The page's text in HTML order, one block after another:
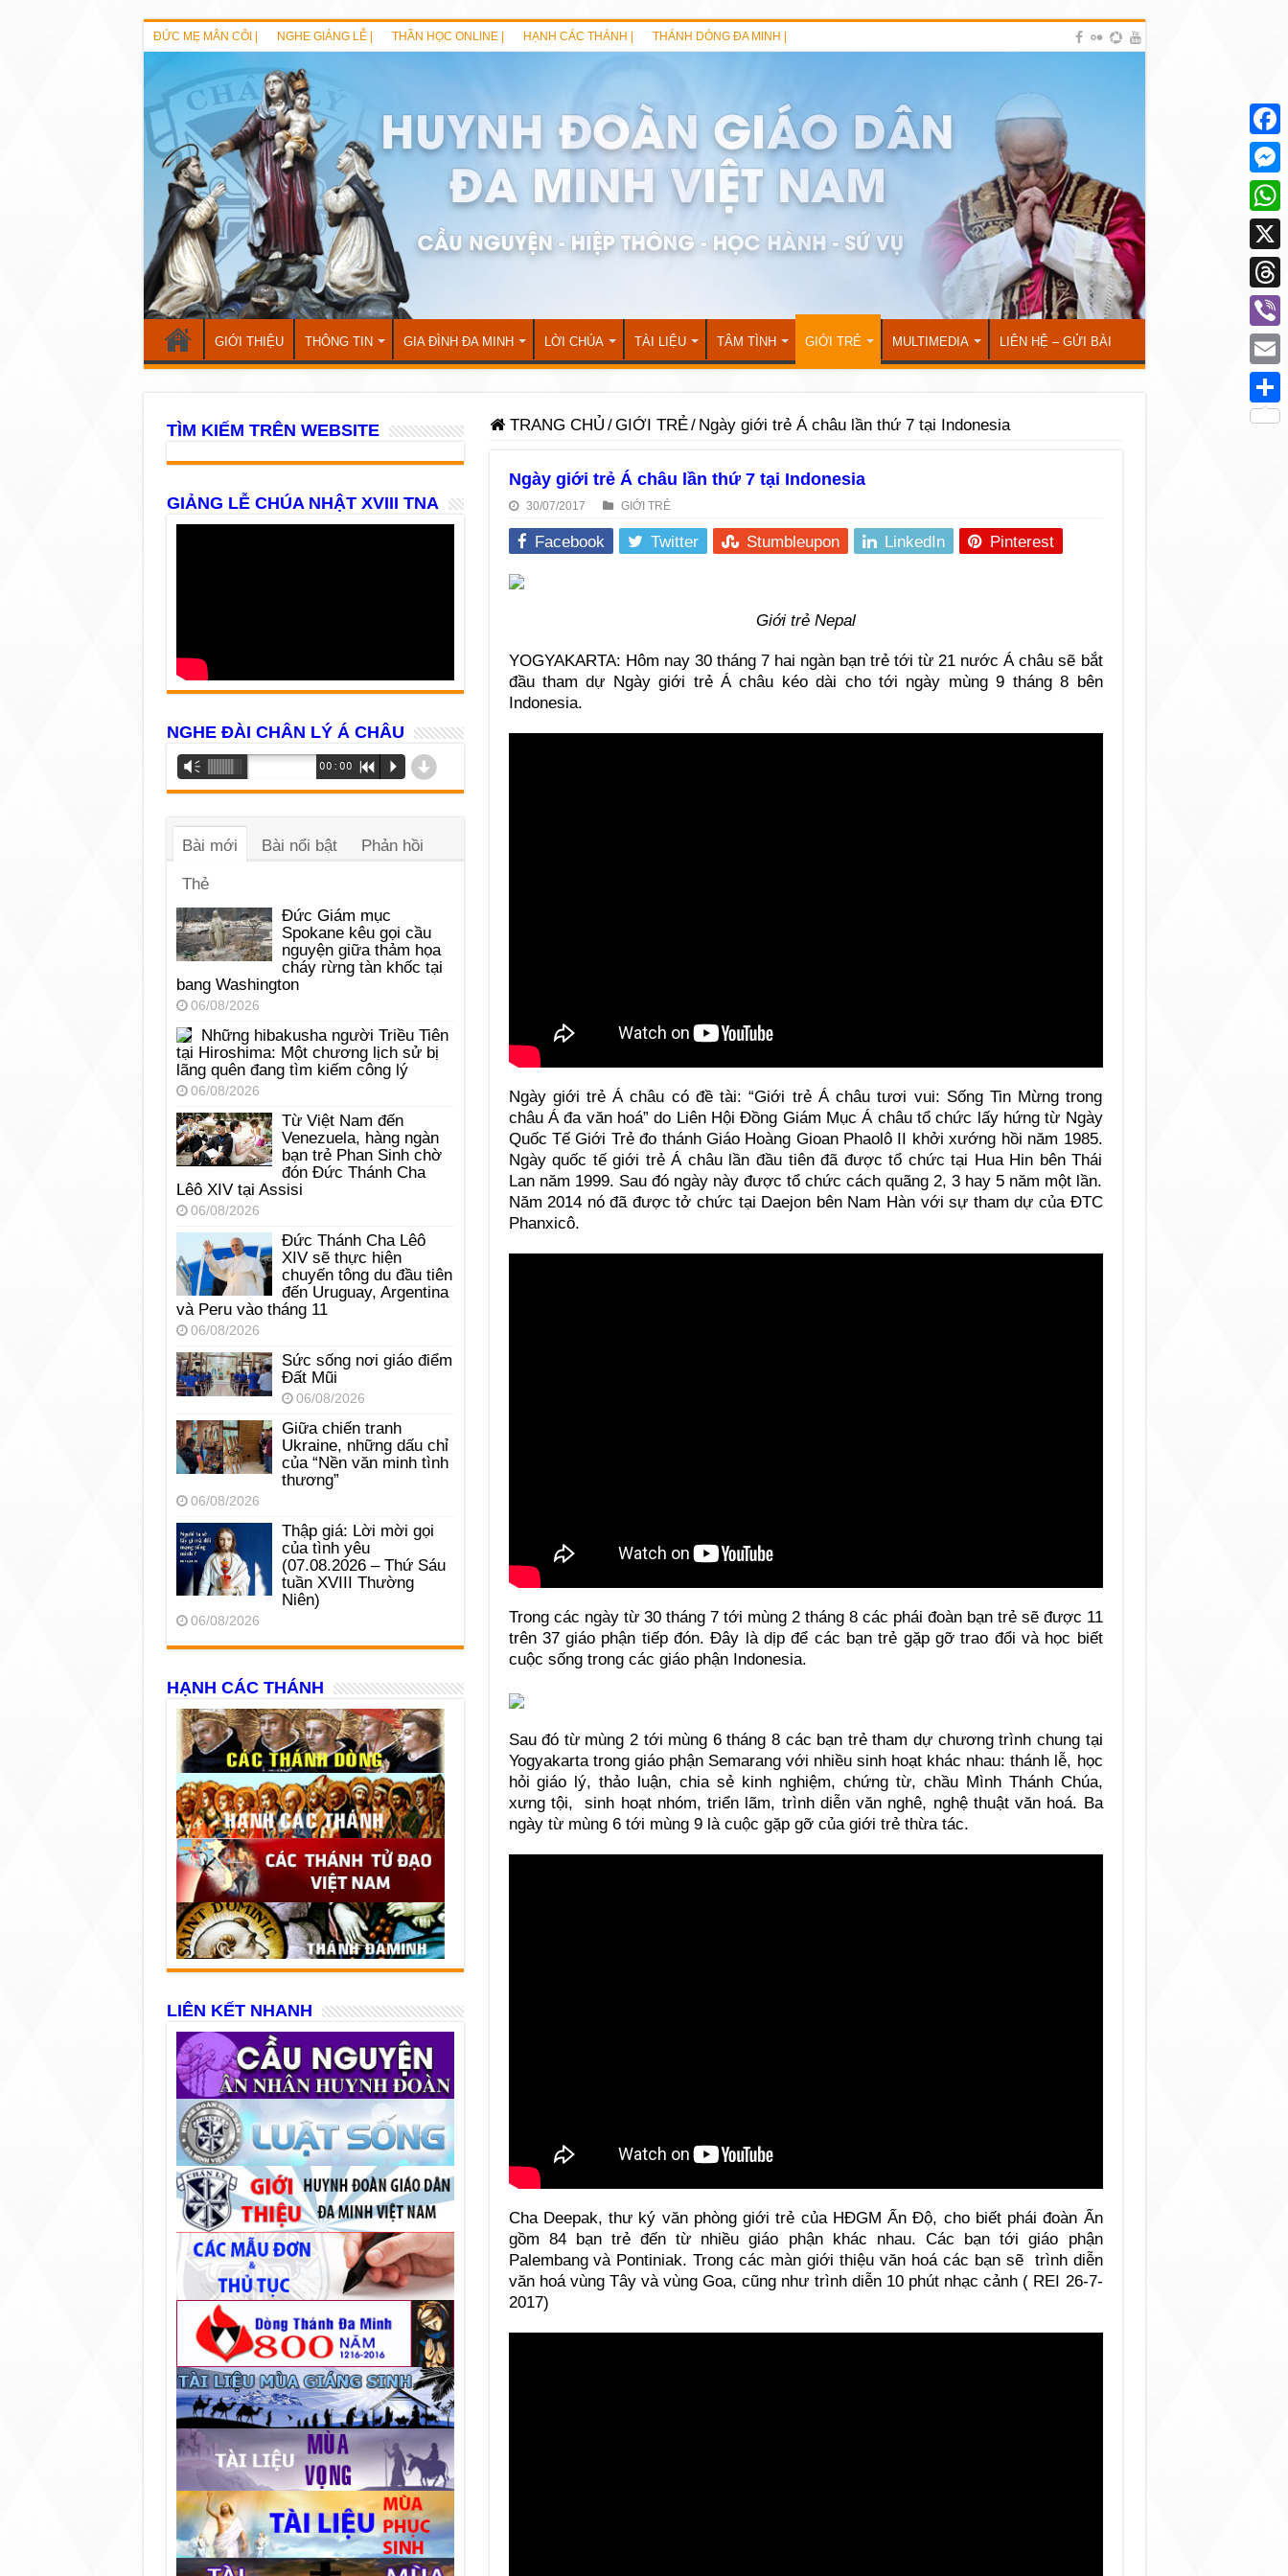
ĐỨC MẸ MÂN CÔI | NGHE GIẢNG LỄ | THẦN HỌC ONLINE | HẠNH CÁC THÁNH | THÁNH DÒNG ĐA MINH |
GIỚI THIỆU THÔNG TIN GIA ĐÌNH ĐA MINH LỜI CHÚA TÀI LIỆU TÂM TÌNH GIỚI TRẺ MULTIMEDIA LIÊN HỆ – GỬI BÀI
TRANG CHỦ /GIỚI TRẺ/ Ngày giới trẻ Á châu lần thứ 7 tại Indonesia
Ngày giới trẻ Á châu lần thứ 7 tại Indonesia
30/07/2017 GIỚI TRẺ
Facebook Twitter Stumbleupon LinkedIn Pinterest
Giới trẻ Nepal
YOGYAKARTA: Hôm nay 30 tháng 7 hai ngàn bạn trẻ tới từ 21 nước Á châu sẽ bắt
đầu tham dự Ngày giới trẻ Á châu kéo dài cho tới ngày mùng 9 tháng 8 bên
Indonesia.
Ngày giới trẻ Á châu có đề tài: “Giới trẻ Á châu tươi vui: Sống Tin Mừng trong
châu Á đa văn hoá” do Liên Hội Đồng Giám Mục Á châu tổ chức lấy hứng từ Ngày
Quốc Tế Giới Trẻ đo thánh Giáo Hoàng Gioan Phaolô II khởi xướng hồi năm 1985.
Ngày quốc tế giới trẻ Á châu lần đầu tiên đã được tổ chức tại Hua Hin bên Thái
Lan năm 1999. Sau đó ngày này được tổ chức cách quãng 2, 3 hay 5 năm một lần.
Năm 2014 nó đã được tở chức tại Daejon bên Nam Hàn với sự tham dự của ĐTC
Phanxicô.
Trong các ngày từ 30 tháng 7 tới mùng 2 tháng 8 các phái đoàn bạn trẻ sẽ được 11
trên 37 giáo phận tiếp đón. Đây là dịp để các bạn trẻ gặp gỡ trao đổi và học biết
cuộc sống trong các giáo phận Indonesia.
Sau đó từ mùng 2 tới mùng 6 tháng 8 các bạn trẻ tham dự chương trình chung tại
Yogyakarta trong giáo phận Semarang với nhiều sinh hoạt khác nhau: thánh lễ, học
hỏi giáo lý, thảo luận, chia sẻ kinh nghiệm, chứng từ, chầu Mình Thánh Chúa,
xưng tội, sinh hoạt nhóm, triển lãm, trình diễn văn nghê, nghệ thuật văn hoá. Ba
ngày từ mùng 6 tới mùng 9 là cuộc gặp gỡ của giới trẻ thừa tác.
Cha Deepak, thư ký văn phòng giới trẻ của HĐGM Ấn Độ, cho biết phái đoàn Ấn
gồm 84 bạn trẻ đến từ nhiều giáo phận khác nhau. Các bạn tới giáo phận
Palembang và Pontiniak. Trong các màn giới thiệu văn hoá các bạn sẽ trình diễn
văn hoá vùng Tây và vùng Goa, cũng như trình diễn 10 phút nhạc cảnh ( REI 26-7-
2017)
TÌM KIẾM TRÊN WEBSITE
GIẢNG LỄ CHÚA NHẬT XVIII TNA
NGHE ĐÀI CHÂN LÝ Á CHÂU
Trình
phát
âm
Vm 00:00 R P d
Bài mới Bài nổi bật Phản hồi
Thẻ
Đức Giám mục
Spokane kêu gọi cầu
nguyện giữa thảm họa
cháy rừng tàn khốc tại
bang Washington
06/08/2026
Những hibakusha người Triều Tiên
tại Hiroshima: Một chương lịch sử bị
lãng quên đang tìm kiếm công lý
06/08/2026
Từ Việt Nam đến
Venezuela, hàng ngàn
bạn trẻ Phan Sinh chờ
đón Đức Thánh Cha
Lêô XIV tại Assisi
06/08/2026
Đức Thánh Cha Lêô
XIV sẽ thực hiện
chuyến tông du đầu tiên
đến Uruguay, Argentina
và Peru vào tháng 11
06/08/2026
Sức sống nơi giáo điểm
Đất Mũi
06/08/2026
Giữa chiến tranh
Ukraine, những dấu chỉ
của “Nền văn minh tình
thương”
06/08/2026
Thập giá: Lời mời gọi
của tình yêu
(07.08.2026 – Thứ Sáu
tuần XVIII Thường
Niên)
06/08/2026
HẠNH CÁC THÁNH
LIÊN KẾT NHANH
X
Viber